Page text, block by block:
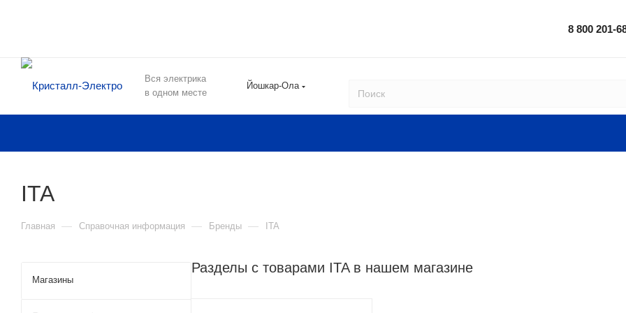
8 800 201-
Вся электрика
в одном месте
Йошкар-Ола
ITA
Главная — Справочная информация — Бренды — ITA
Разделы с товарами ITA в нашем магазине
Магазины